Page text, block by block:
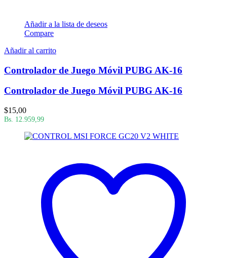
Añadir a la lista de deseos
Compare
Añadir al carrito
Controlador de Juego Móvil PUBG AK-16
Controlador de Juego Móvil PUBG AK-16
$15,00
Bs. 12.959,99